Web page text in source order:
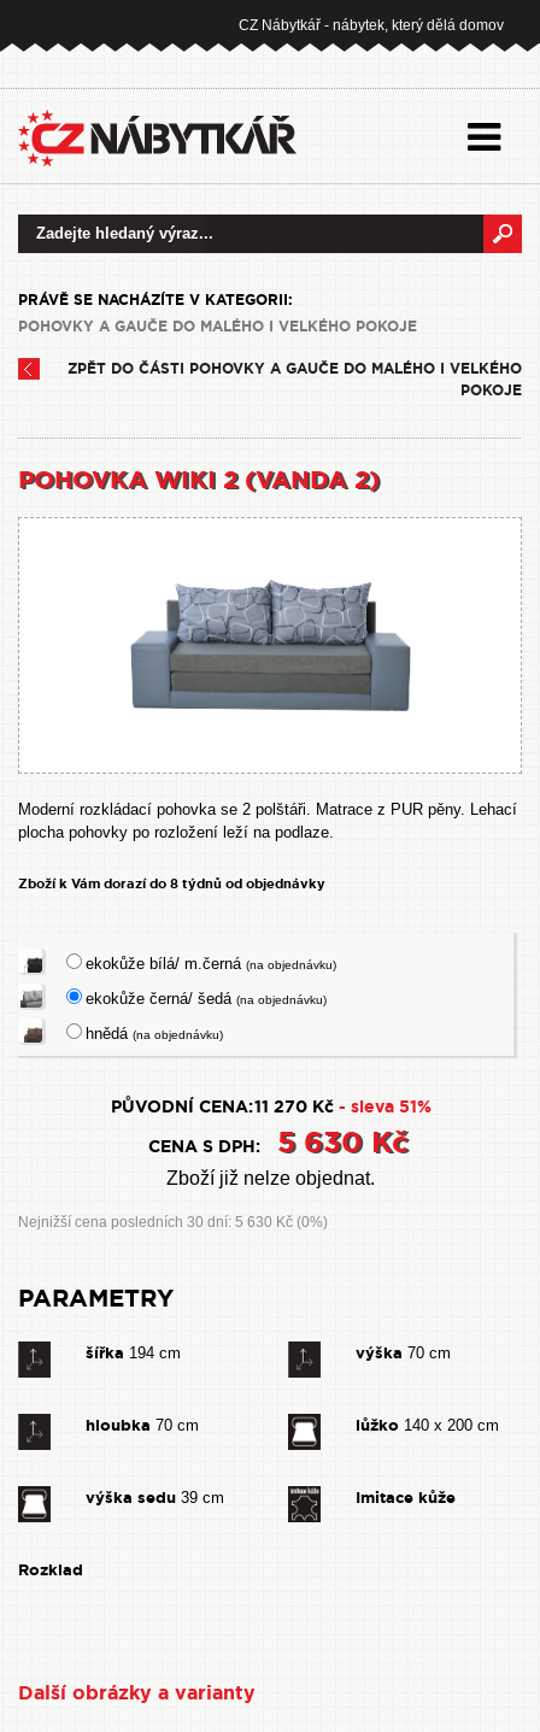
CZ Nábytkář - nábytek, který dělá domov
PRÁVĚ SE NACHÁZÍTE V KATEGORII:
POHOVKY A GAUČE DO MALÉHO I VELKÉHO POKOJE
ZPĚT DO ČÁSTI POHOVKY A GAUČE DO MALÉHO I VELKÉHO
POKOJE
POHOVKA WIKI 2 (VANDA 2)
Moderní rozkládací pohovka se 2 polštáři. Matrace z PUR pěny. Lehací
plocha pohovky po rozložení leží na podlaze.
Zboží k Vám dorazí do 8 týdnů od objednávky
ekokůže bílá/ m.černá(na objednávku)
ekokůže černá/ šedá(na objednávku)
hnědá(na objednávku)
PŮVODNÍ CENA:11 270 Kč - sleva 51%
CENA S DPH:
5 630 Kč
Zboží již nelze objednat.
Nejnižší cena posledních 30 dní: 5 630 Kč (0%)
PARAMETRY
šířka 194 cm výška 70 cm
hloubka 70 cm lůžko 140 x 200 cm
výška sedu 39 cm Imitace kůže
Rozklad
Další obrázky a varianty